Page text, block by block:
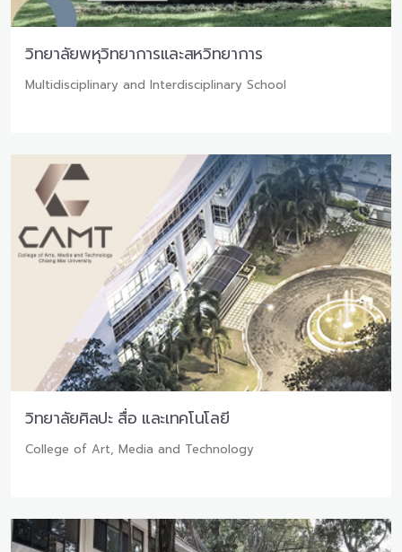
วิทยาลัยพหุวิทยาการและสหวิทยาการ
Multidisciplinary and Interdisciplinary School
วิทยาลัยศิลปะ สื่อ และเทคโนโลยี
College of Art, Media and Technology